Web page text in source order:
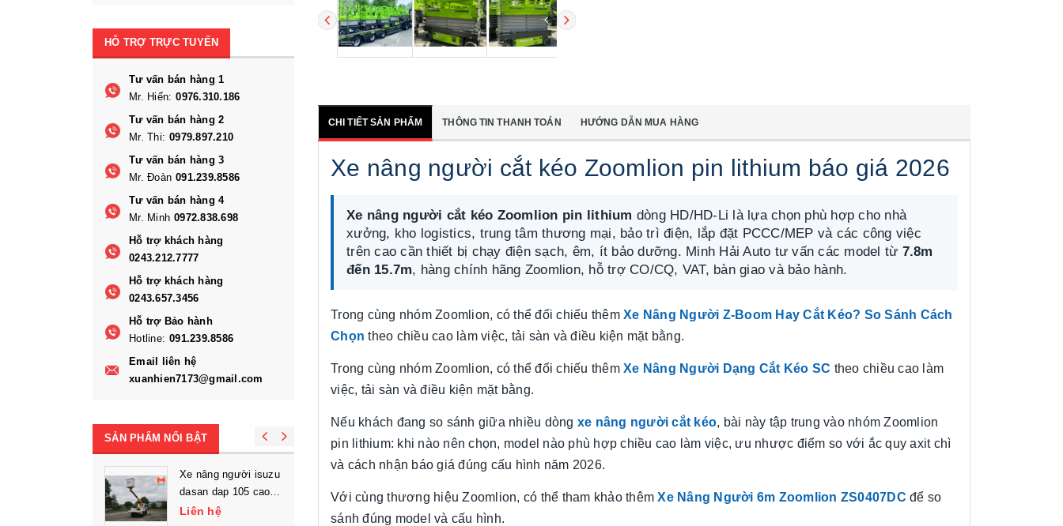
CHI TIẾT SẢN PHẨM THÔNG TIN THANH TOÁN HƯỚNG DẪN MUA HÀNG
Xe nâng người cắt kéo Zoomlion pin lithium báo giá 2026
Xe nâng người cắt kéo Zoomlion pin lithium dòng HD/HD-Li là lựa chọn phù hợp cho nhà
xưởng, kho logistics, trung tâm thương mại, bảo trì điện, lắp đặt PCCC/MEP và các công việc
trên cao cần thiết bị chạy điện sạch, êm, ít bảo dưỡng. Minh Hải Auto tư vấn các model từ 7.8m
đến 15.7m, hàng chính hãng Zoomlion, hỗ trợ CO/CQ, VAT, bàn giao và bảo hành.
Trong cùng nhóm Zoomlion, có thể đối chiếu thêm Xe Nâng Người Z-Boom Hay Cắt Kéo? So Sánh Cách
Chọn theo chiều cao làm việc, tải sàn và điều kiện mặt bằng.
Trong cùng nhóm Zoomlion, có thể đối chiếu thêm Xe Nâng Người Dạng Cắt Kéo SC theo chiều cao làm
việc, tải sàn và điều kiện mặt bằng.
Nếu khách đang so sánh giữa nhiều dòng xe nâng người cắt kéo, bài này tập trung vào nhóm Zoomlion
pin lithium: khi nào nên chọn, model nào phù hợp chiều cao làm việc, ưu nhược điểm so với ắc quy axit chì
và cách nhận báo giá đúng cấu hình năm 2026.
Với cùng thương hiệu Zoomlion, có thể tham khảo thêmXe Nâng Người 6m Zoomlion ZS0407DC để so
sánh đúng model và cấu hình.
HỖ TRỢ TRỰC TUYẾN
Tư vấn bán hàng 1
Mr. Hiến: 0976.310.186
Tư vấn bán hàng 2
Mr. Thi: 0979.897.210
Tư vấn bán hàng 3
Mr. Đoàn 091.239.8586
Tư vấn bán hàng 4
Mr. Minh 0972.838.698
Hỗ trợ khách hàng
0243.212.7777
Hỗ trợ khách hàng
0243.657.3456
Hỗ trợ Bảo hành
Hotline: 091.239.8586
Email liên hệ
xuanhien7173@gmail.com
SẢN PHẨM NỔI BẬT
Xe nâng người isuzu
dasan dap 105 cao
làm việc 10.5m
Liên hệ
So sánh hd320 gắn
cẩu everdigm 12 tấn
Liên hệ